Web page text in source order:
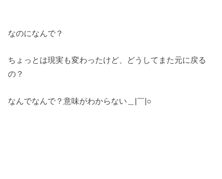
なのになんで？
ちょっとは現実も変わったけど、どうしてまた元に戻る
の？
なんでなんで？意味がわからない＿|￣|○